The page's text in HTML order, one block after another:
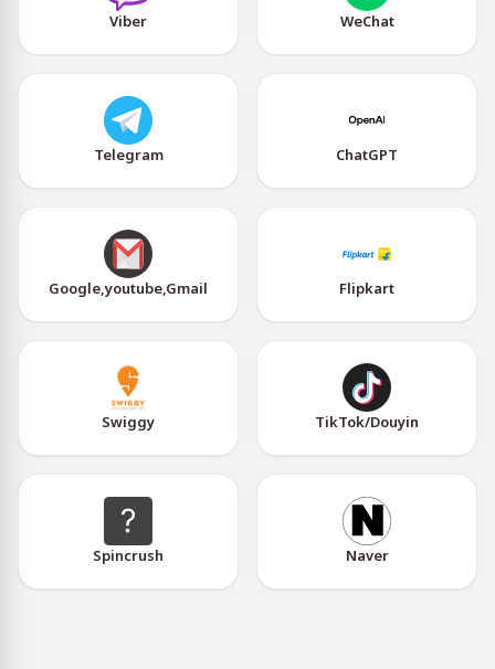
Viber WeChat
Telegram ChatGPT
Google,youtube,Gmail Flipkart
Swiggy TikTok/Douyin
Spincrush Naver